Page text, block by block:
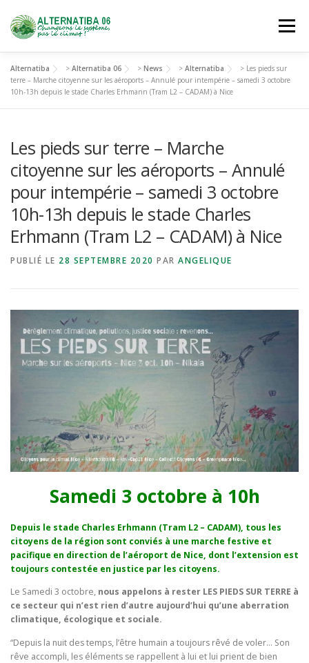
contenu
Menu
NOUS DÉCOUVRIR AGIR SE FORMER
Alternatiba > Alternatiba 06 > News > Alternatiba > Les pieds sur
terre – Marche citoyenne sur les aéroports – Annulé pour intempérie – samedi 3 octobre
10h-13h depuis le stade Charles Erhmann (Tram L2 – CADAM) à Nice
Les pieds sur terre – Marche
citoyenne sur les aéroports – Annulé
pour intempérie – samedi 3 octobre
10h-13h depuis le stade Charles
Erhmann (Tram L2 – CADAM) à Nice
PUBLIÉ LE 28 SEPTEMBRE 2020 PAR ANGELIQUE
Samedi 3 octobre à 10h
Depuis le stade Charles Erhmann (Tram L2 – CADAM), tous les
citoyens de la région sont conviés à une marche festive et
pacifique en direction de l’aéroport de Nice, dont l’extension est
toujours contestée en justice par les citoyens.
Le Samedi 3 octobre, nous appelons à rester LES PIEDS SUR TERRE à
ce secteur qui n’est rien d’autre aujourd’hui qu’une aberration
climatique, écologique et sociale.
“Depuis la nuit des temps, l’être humain a toujours rêvé de voler… Son
rêve accompli, les éléments se rappellent à lui et lui prient de bien